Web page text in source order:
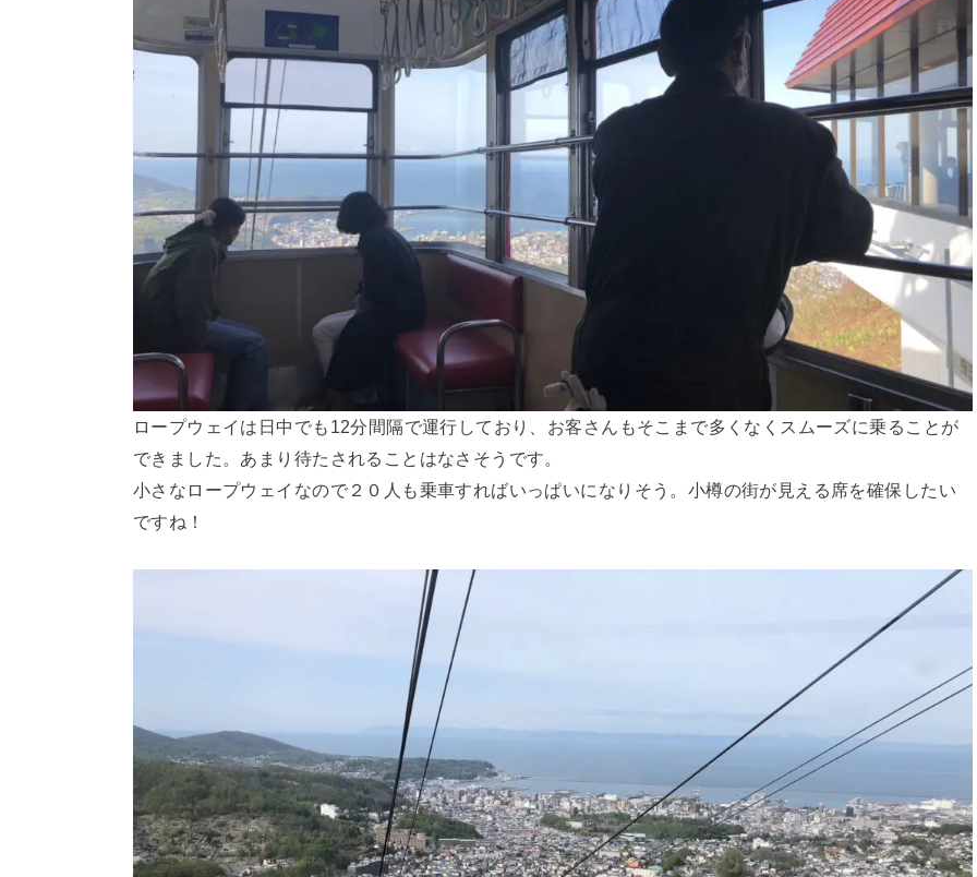
ロープウェイは日中でも12分間隔で運行しており、お客さんもそこまで多くなくスムーズに乗ることが
できました。あまり待たされることはなさそうです。
小さなロープウェイなので２０人も乗車すればいっぱいになりそう。小樽の街が見える席を確保したい
ですね！